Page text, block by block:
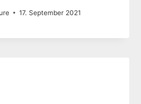
17. September 2021